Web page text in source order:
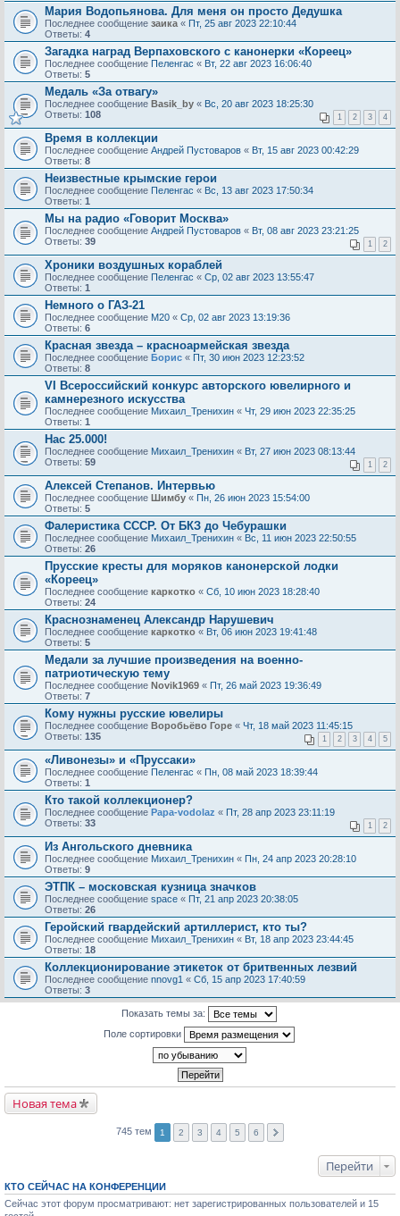
Мария Водопьянова. Для меня он просто Дедушка
Последнее сообщение заика « Пт, 25 авг 2023 22:10:44
Ответы: 4
Загадка наград Верпаховского с канонерки «Кореец»
Последнее сообщение Пеленгас « Вт, 22 авг 2023 16:06:40
Ответы: 5
Медаль «За отвагу»
Последнее сообщение Basik_by « Вс, 20 авг 2023 18:25:30
Ответы: 108 1 2 3 4
Время в коллекции
Последнее сообщение Андрей Пустоваров « Вт, 15 авг 2023 00:42:29
Ответы: 8
Неизвестные крымские герои
Последнее сообщение Пеленгас « Вс, 13 авг 2023 17:50:34
Ответы: 1
Мы на радио «Говорит Москва»
Последнее сообщение Андрей Пустоваров « Вт, 08 авг 2023 23:21:25
Ответы: 39 1 2
Хроники воздушных кораблей
Последнее сообщение Пеленгас « Ср, 02 авг 2023 13:55:47
Ответы: 1
Немного о ГАЗ-21
Последнее сообщение М20 « Ср, 02 авг 2023 13:19:36
Ответы: 6
Красная звезда – красноармейская звезда
Последнее сообщение Борис « Пт, 30 июн 2023 12:23:52
Ответы: 8
VI Всероссийский конкурс авторского ювелирного и
камнерезного искусства
Последнее сообщение Михаил_Тренихин « Чт, 29 июн 2023 22:35:25
Ответы: 1
Нас 25.000!
Последнее сообщение Михаил_Тренихин « Вт, 27 июн 2023 08:13:44
Ответы: 59 1 2
Алексей Степанов. Интервью
Последнее сообщение Шимбу « Пн, 26 июн 2023 15:54:00
Ответы: 5
Фалеристика СССР. От БКЗ до Чебурашки
Последнее сообщение Михаил_Тренихин « Вс, 11 июн 2023 22:50:55
Ответы: 26
Прусские кресты для моряков канонерской лодки
«Кореец»
Последнее сообщение каркотко « Сб, 10 июн 2023 18:28:40
Ответы: 24
Краснознаменец Александр Нарушевич
Последнее сообщение каркотко « Вт, 06 июн 2023 19:41:48
Ответы: 5
Медали за лучшие произведения на военно-
патриотическую тему
Последнее сообщение Novik1969 « Пт, 26 май 2023 19:36:49
Ответы: 7
Кому нужны русские ювелиры
Последнее сообщение Воробьёво Горе « Чт, 18 май 2023 11:45:15
Ответы: 135 1 2 3 4 5
«Ливонезы» и «Пруссаки»
Последнее сообщение Пеленгас « Пн, 08 май 2023 18:39:44
Ответы: 1
Кто такой коллекционер?
Последнее сообщение Papa-vodolaz « Пт, 28 апр 2023 23:11:19
Ответы: 33 1 2
Из Ангольского дневника
Последнее сообщение Михаил_Тренихин « Пн, 24 апр 2023 20:28:10
Ответы: 9
ЭТПК – московская кузница значков
Последнее сообщение space « Пт, 21 апр 2023 20:38:05
Ответы: 26
Геройский гвардейский артиллерист, кто ты?
Последнее сообщение Михаил_Тренихин « Вт, 18 апр 2023 23:44:45
Ответы: 18
Коллекционирование этикеток от бритвенных лезвий
Последнее сообщение nnovg1 « Сб, 15 апр 2023 17:40:59
Ответы: 3
Показать темы за:
Поле сортировки
Новая тема
745 тем 1 2 3 4 5 6
Перейти
КТО СЕЙЧАС НА КОНФЕРЕНЦИИ
Сейчас этот форум просматривают: нет зарегистрированных пользователей и 15